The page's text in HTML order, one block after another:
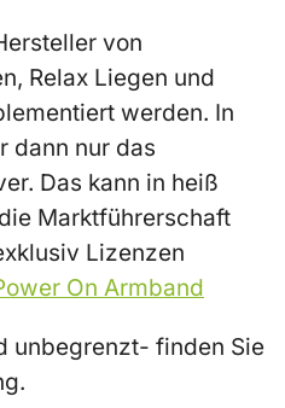
von
Relax Liegen und
werden. In
dann nur das
Das kann in heiß
Marktführerschaft
Lizenzen
On Armband
unbegrenzt- finden Sie